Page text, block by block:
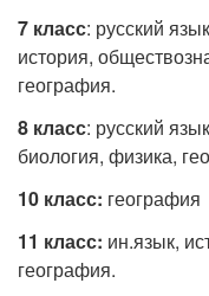
7 класс: русский
история,
география.
8 класс: русский
биология, физика,
10 класс: география
11 класс: ин.язык,
география.